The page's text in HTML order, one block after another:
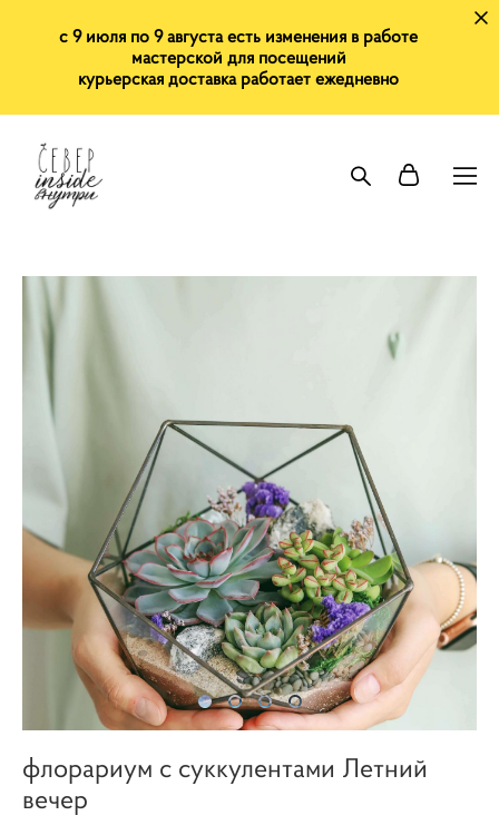
с 9 июля по 9 августа есть изменения в работе
мастерской для посещений
курьерская доставка работает ежедневно
флорариум c суккулентами Летний
вечер